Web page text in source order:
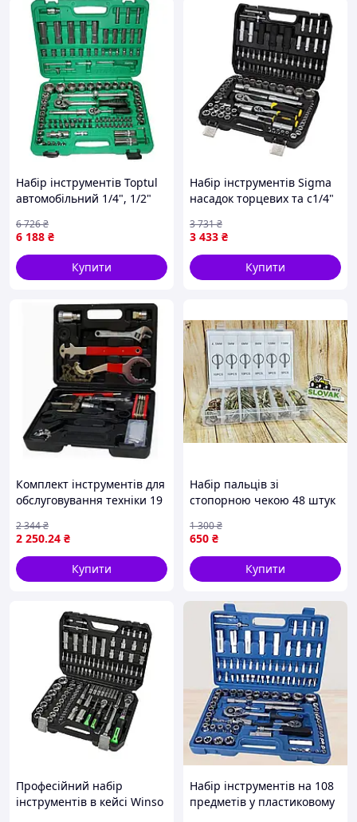
Набір інструментів Toptul
автомобільний 1/4", 1/2"
Доступний
6 188 ₴
6 726₴
Купити
Набір інструментів Sigma
насадок торцевих та с1/4"
Доступний
3 433 ₴
3 731₴
Купити
Комплект інструментів для
обслуговування техніки 19
50×50×20 см
2 250.24 ₴
2 344₴
Купити
Набір пальців зі
стопорною чекою 48 штук
механізмів різних розмірів
650 ₴
1 300₴
Купити
Професійний набір
інструментів в кейсі Winso
Набір інструментів на 108
предметів у пластиковому